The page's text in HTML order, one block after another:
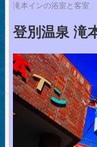
滝本インの浴室と客室
登別温泉 滝